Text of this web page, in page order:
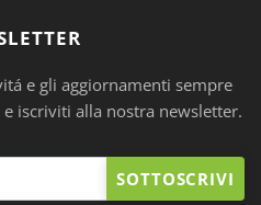
e gli aggiornamenti sempre
iscriviti alla nostra newsletter.
SOTTOSCRIVI